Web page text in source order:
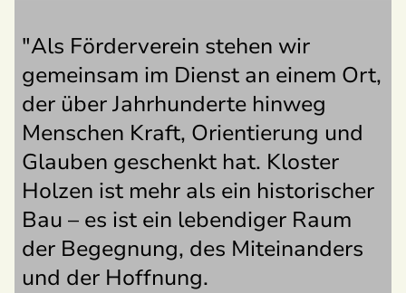
"Als Förderverein stehen wir
gemeinsam im Dienst an einem Ort,
der über Jahrhunderte hinweg
Menschen Kraft, Orientierung und
Glauben geschenkt hat. Kloster
Holzen ist mehr als ein historischer
Bau – es ist ein lebendiger Raum
der Begegnung, des Miteinanders
und der Hoffnung.